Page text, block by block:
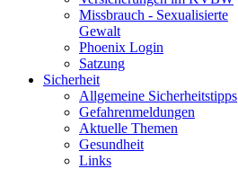
Missbrauch - Sexualisierte
Gewalt
Phoenix Login
Satzung
Sicherheit
Allgemeine Sicherheitstipps
Gefahrenmeldungen
Aktuelle Themen
Gesundheit
Links